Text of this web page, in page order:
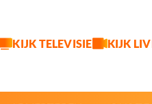
KIJK TELEVISIE KIJK